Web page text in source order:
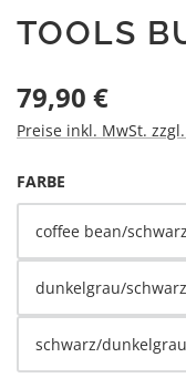
TOOLS
Regulärer Preis:
79,90 €
Preise inkl. MwSt.
FARBE
coffee bean/schwarz
dunkelgrau/schwarz
schwarz/dunkelgrau